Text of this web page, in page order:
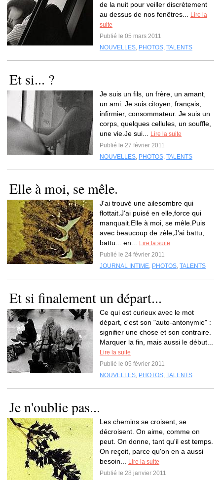
de la nuit pour veiller discrètement
au dessus de nos fenêtres...
Lire la
suite
Publié le 05 mars 2011
NOUVELLES, PHOTOS, TALENTS
Et si... ?
Je suis un fils, un frère, un amant,
un ami. Je suis citoyen, français,
infirmier, consommateur. Je suis un
corps, quelques cellules, un souffle,
une vie.Je sui...
Lire la suite
Publié le 27 février 2011
NOUVELLES, PHOTOS, TALENTS
Elle à moi, se mêle.
J'ai trouvé une ailesombre qui
flottait.J'ai puisé en elle,force qui
manquait.Elle à moi, se mêle.Puis
avec beaucoup de zèle,J'ai battu,
battu... en...
Lire la suite
Publié le 24 février 2011
JOURNAL INTIME, PHOTOS, TALENTS
Et si finalement un départ...
Ce qui est curieux avec le mot
départ, c'est son "auto-antonymie" :
signifier une chose et son contraire.
Marquer la fin, mais aussi le début...
Lire la suite
Publié le 05 février 2011
NOUVELLES, PHOTOS, TALENTS
Je n'oublie pas...
Les chemins se croisent, se
décroisent. On aime, comme on
peut. On donne, tant qu'il est temps.
On reçoit, parce qu'on en a aussi
besoin...
Lire la suite
Publié le 28 janvier 2011